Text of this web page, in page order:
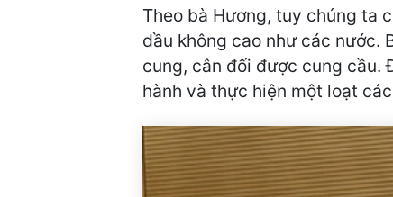
Theo bà Hương, tuy chúng ta
dầu không cao như các nước.
cung, cân đối được cung cầu.
hành và thực hiện một loạt